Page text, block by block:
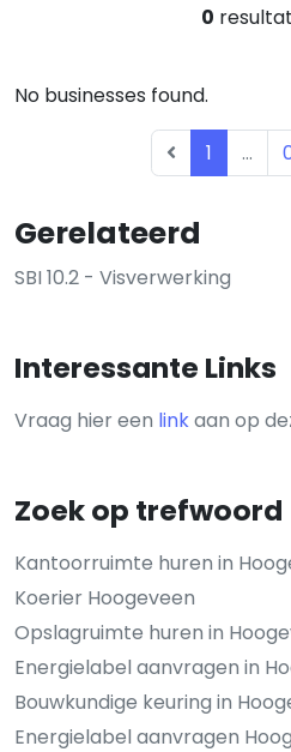
Gerelateerd
SBI 10.2 - Visverwerking
Interessante Links
Vraag hier een linkaan op
Zoek op trefwoord
Kantoorruimte huren in
Koerier Hoogeveen
Opslagruimte huren in
Energielabel aanvragen in
Bouwkundige keuring in
Energielabel aanvragen
0
No businesses found.
1 ...